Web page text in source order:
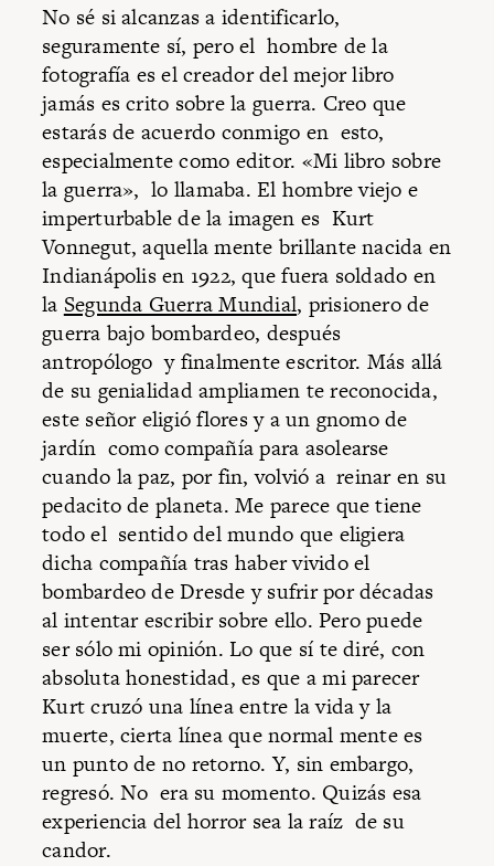
No sé si alcanzas a identificarlo,
seguramente sí, pero el hombre de la
fotografía es el creador del mejor libro
jamás es crito sobre la guerra. Creo que
estarás de acuerdo conmigo en esto,
especialmente como editor. «Mi libro sobre
la guerra», lo llamaba. El hombre viejo e
imperturbable de la imagen es Kurt
Vonnegut, aquella mente brillante nacida en
Indianápolis en 1922, que fuera soldado en
la Segunda Guerra Mundial, prisionero de
guerra bajo bombardeo, después
antropólogo y finalmente escritor. Más allá
de su genialidad ampliamen te reconocida,
este señor eligió flores y a un gnomo de
jardín como compañía para asolearse
cuando la paz, por fin, volvió a reinar en su
pedacito de planeta. Me parece que tiene
todo el sentido del mundo que eligiera
dicha compañía tras haber vivido el
bombardeo de Dresde y sufrir por décadas
al intentar escribir sobre ello. Pero puede
ser sólo mi opinión. Lo que sí te diré, con
absoluta honestidad, es que a mi parecer
Kurt cruzó una línea entre la vida y la
muerte, cierta línea que normal mente es
un punto de no retorno. Y, sin embargo,
regresó. No era su momento. Quizás esa
experiencia del horror sea la raíz de su
candor.